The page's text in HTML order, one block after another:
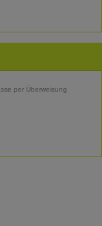
per Überweisung